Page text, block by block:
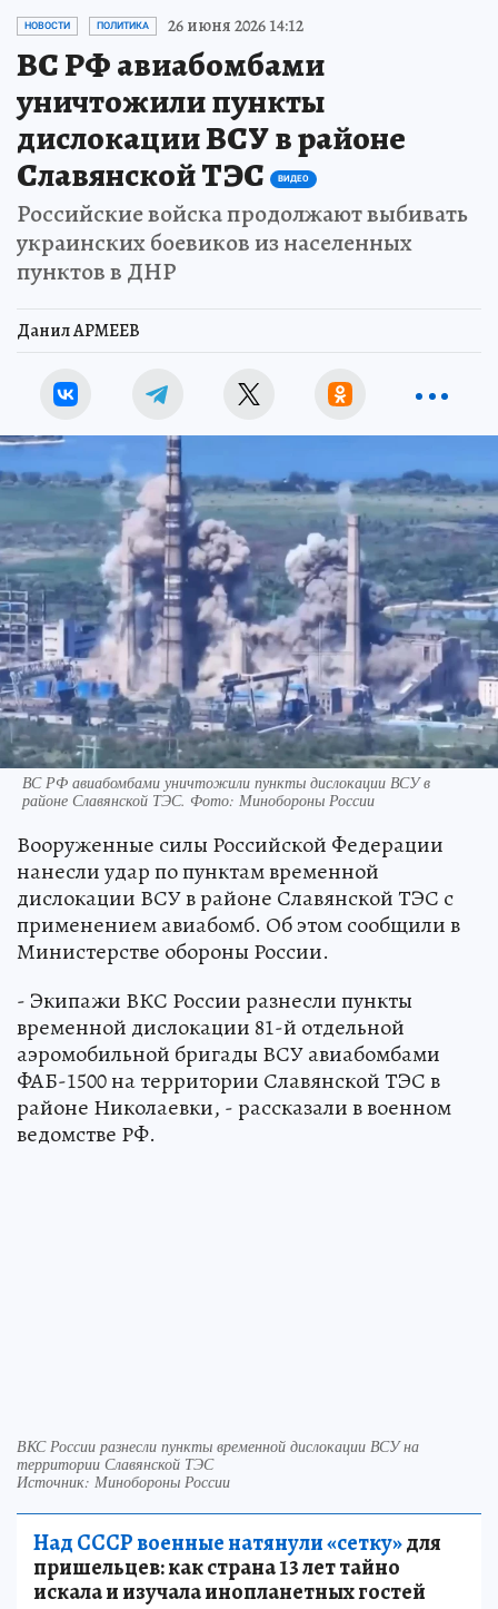
НОВОСТИ ПОЛИТИКА 26 июня 2026 14:12
ВС РФ авиабомбами
уничтожили пункты
дислокации ВСУ в районе
Славянской ТЭС
ВИДЕО
Российские войска продолжают выбивать
украинских боевиков из населенных
пунктов в ДНР
Данил АРМЕЕВ
ВС РФ авиабомбами уничтожили пункты дислокации ВСУ в
районе Славянской ТЭС. Фото: Минобороны России
Вооруженные силы Российской Федерации
нанесли удар по пунктам временной
дислокации ВСУ в районе Славянской ТЭС с
применением авиабомб. Об этом сообщили в
Министерстве обороны России.
- Экипажи ВКС России разнесли пункты
временной дислокации 81-й отдельной
аэромобильной бригады ВСУ авиабомбами
ФАБ-1500 на территории Славянской ТЭС в
районе Николаевки, - рассказали в военном
ведомстве РФ.
ВКС России разнесли пункты временной дислокации ВСУ на
территории Славянской ТЭС
Источник: Минобороны России
Над СССР военные натянули «сетку»для
пришельцев: как страна 13 лет тайно
искала и изучала инопланетных гостей